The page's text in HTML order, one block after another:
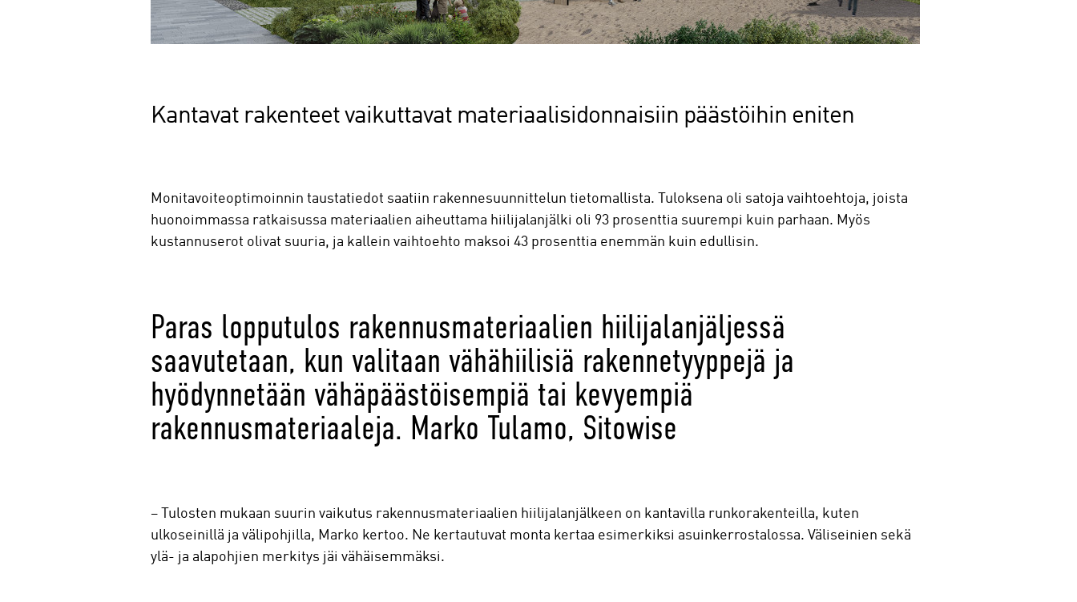
Kantavat rakenteet vaikuttavat materiaalisidonnaisiin päästöihin eniten
Monitavoiteoptimoinnin taustatiedot saatiin rakennesuunnittelun tietomallista. Tuloksena oli satoja vaihtoehtoja, joista
huonoimmassa ratkaisussa materiaalien aiheuttama hiilijalanjälki oli 93 prosenttia suurempi kuin parhaan. Myös
kustannuserot olivat suuria, ja kallein vaihtoehto maksoi 43 prosenttia enemmän kuin edullisin.
Paras lopputulos rakennusmateriaalien hiilijalanjäljessä
saavutetaan, kun valitaan vähähiilisiä rakennetyyppejä ja
hyödynnetään vähäpäästöisempiä tai kevyempiä
rakennusmateriaaleja. Marko Tulamo, Sitowise
– Tulosten mukaan suurin vaikutus rakennusmateriaalien hiilijalanjälkeen on kantavilla runkorakenteilla, kuten
ulkoseinillä ja välipohjilla, Marko kertoo. Ne kertautuvat monta kertaa esimerkiksi asuinkerrostalossa. Väliseinien sekä
ylä- ja alapohjien merkitys jäi vähäisemmäksi.